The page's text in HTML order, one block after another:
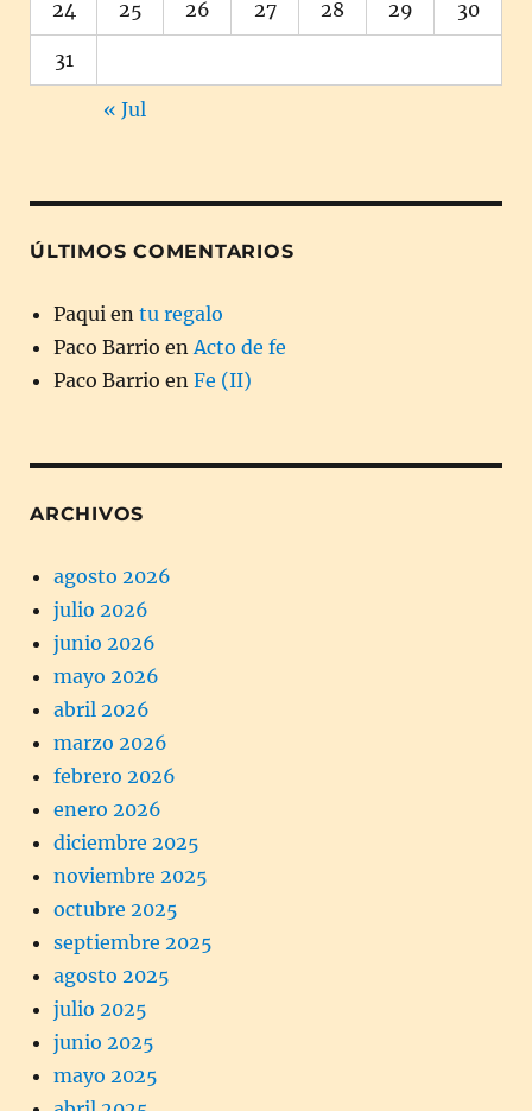
24 25 26 27 28 29 30
31
« Jul
ÚLTIMOS COMENTARIOS
Paqui en tu regalo
Paco Barrio en Acto de fe
Paco Barrio en Fe (II)
ARCHIVOS
agosto 2026
julio 2026
junio 2026
mayo 2026
abril 2026
marzo 2026
febrero 2026
enero 2026
diciembre 2025
noviembre 2025
octubre 2025
septiembre 2025
agosto 2025
julio 2025
junio 2025
mayo 2025